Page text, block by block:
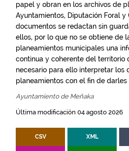
papel y obran en los archivos de
Ayuntamientos, Diputación Foral y
documentos se redactan sin
ellos, por lo que no se obtiene de
planeamientos municipales una
continua y coherente del territorio
necesario para ello interpretar los
planeamientos con el fin de
Ayuntamiento de Meñaka
Última modificación 04 agosto 2026
CSV XML